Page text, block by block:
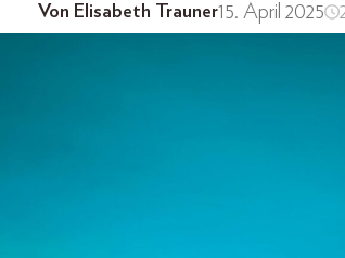
Von Elisabeth Trauner15. April 2025